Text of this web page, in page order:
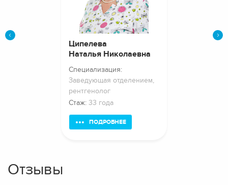
Ципелева
Наталья Николаевна
Специализация:
Заведующая отделением,
рентгенолог
Стаж: 33 года
ПОДРОБНЕЕ
Отзывы